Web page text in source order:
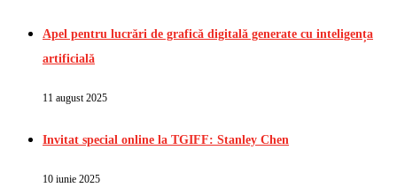
Apel pentru lucrări de grafică digitală generate cu inteligența
artificială
11 august 2025
Invitat special online la TGIFF: Stanley Chen
10 iunie 2025